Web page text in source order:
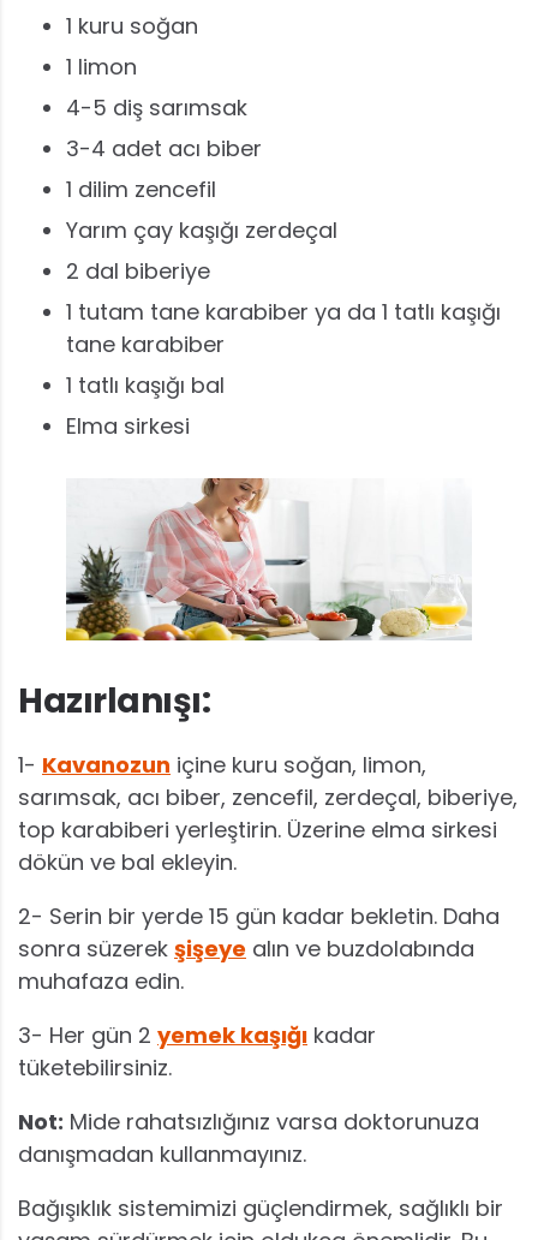
1 kuru soğan
1 limon
4-5 diş sarımsak
3-4 adet acı biber
1 dilim zencefil
Yarım çay kaşığı zerdeçal
2 dal biberiye
1 tutam tane karabiber ya da 1 tatlı kaşığı
tane karabiber
1 tatlı kaşığı bal
Elma sirkesi
Hazırlanışı:
1- Kavanozun içine kuru soğan, limon,
sarımsak, acı biber, zencefil, zerdeçal, biberiye,
top karabiberi yerleştirin. Üzerine elma sirkesi
dökün ve bal ekleyin.
2- Serin bir yerde 15 gün kadar bekletin. Daha
sonra süzerek şişeye alın ve buzdolabında
muhafaza edin.
3- Her gün 2 yemek kaşığı kadar
tüketebilirsiniz.
Not: Mide rahatsızlığınız varsa doktorunuza
danışmadan kullanmayınız.
Bağışıklık sistemimizi güçlendirmek, sağlıklı bir